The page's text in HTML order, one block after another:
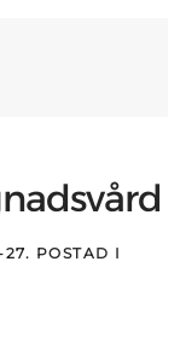
27. POSTAD I